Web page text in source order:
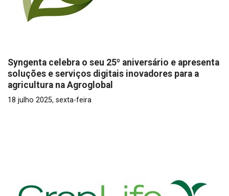
Syngenta celebra o seu 25º aniversário e apresenta
soluções e serviços digitais inovadores para a
agricultura na Agroglobal
18 julho 2025, sexta-feira